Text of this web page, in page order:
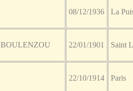
08/12/1936 La
BOULENZOU 22/01/1901 Saint
22/10/1914 Paris